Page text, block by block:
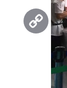
Copy